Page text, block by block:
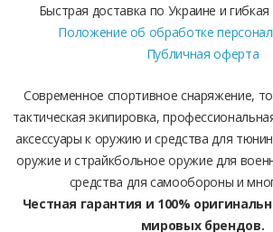
Быстрая доставка по Украине и гибкая
Положение об обработке
Публичная оферта
Современное спортивное снаряжение,
тактическая экипировка,
аксессуары к оружию и средства для
оружие и страйкбольное оружие для
средства для самообороны и
Честная гарантия и 100%
мировых брендов.